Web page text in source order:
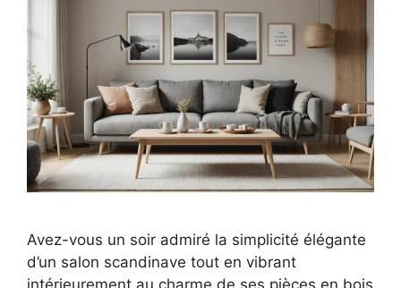
Avez-vous un soir admiré la simplicité élégante
d’un salon scandinave tout en vibrant